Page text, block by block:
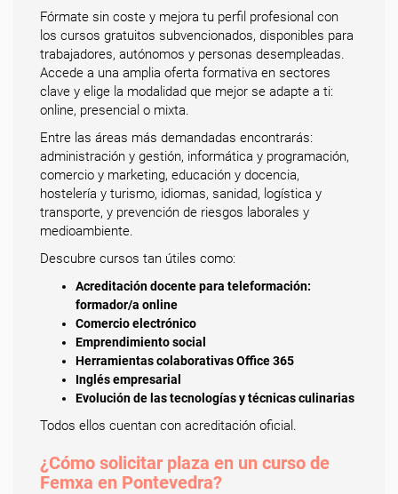
Fórmate sin coste y mejora tu perfil profesional con
los cursos gratuitos subvencionados, disponibles para
trabajadores, autónomos y personas desempleadas.
Accede a una amplia oferta formativa en sectores
clave y elige la modalidad que mejor se adapte a ti:
online, presencial o mixta.
Entre las áreas más demandadas encontrarás:
administración y gestión, informática y programación,
comercio y marketing, educación y docencia,
hostelería y turismo, idiomas, sanidad, logística y
transporte, y prevención de riesgos laborales y
medioambiente.
Descubre cursos tan útiles como:
Acreditación docente para teleformación:
formador/a online
Comercio electrónico
Emprendimiento social
Herramientas colaborativas Office 365
Inglés empresarial
Evolución de las tecnologías y técnicas culinarias
Todos ellos cuentan con acreditación oficial.
¿Cómo solicitar plaza en un curso de
Femxa en Pontevedra?